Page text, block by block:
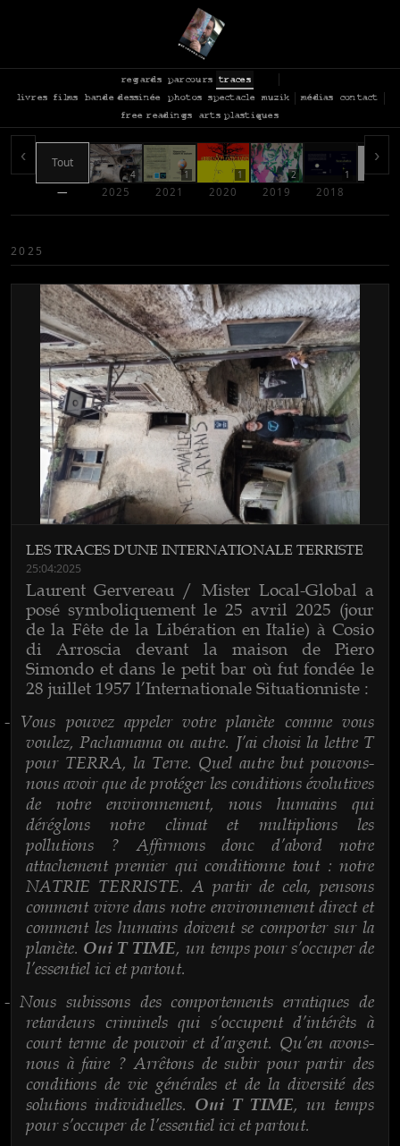
regards parcours
traces
livres
films bande dessinée photos spectacle muzik médias
contact
free readings
arts plastiques
‹ Tout
—
4
2025
1
2021
1
2020
2
2019
1
2018
›
2025
LES TRACES D'UNE INTERNATIONALE TERRISTE
25:04:2025
Laurent Gervereau / Mister Local-Global a
posé symboliquement le 25 avril 2025 (jour
de la Fête de la Libération en Italie) à Cosio
di Arroscia devant la maison de Piero
Simondo et dans le petit bar où fut fondée le
28 juillet 1957 l’Internationale Situationniste :
- Vous pouvez appeler votre planète comme vous
voulez, Pachamama ou autre. J’ai choisi la lettre T
pour TERRA, la Terre. Quel autre but pouvons-
nous avoir que de protéger les conditions évolutives
de notre environnement, nous humains qui
déréglons notre climat et multiplions les
pollutions ? Affirmons donc d’abord notre
attachement premier qui conditionne tout : notre
NATRIE TERRISTE. A partir de cela, pensons
comment vivre dans notre environnement direct et
comment les humains doivent se comporter sur la
planète. Oui T TIME, un temps pour s’occuper de
l’essentiel ici et partout.
- Nous subissons des comportements erratiques de
retardeurs criminels qui s’occupent d’intérêts à
court terme de pouvoir et d’argent. Qu’en avons-
nous à faire ? Arrêtons de subir pour partir des
conditions de vie générales et de la diversité des
solutions individuelles. Oui T TIME, un temps
pour s’occuper de l’essentiel ici et partout.